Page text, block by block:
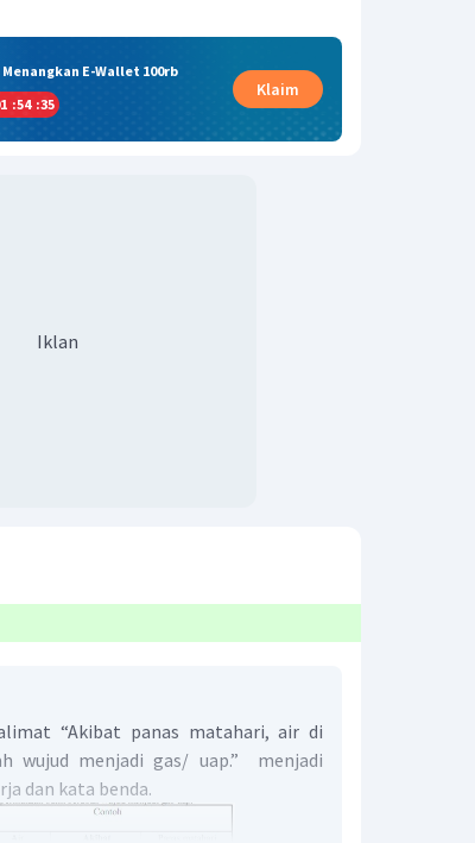
E-Wallet 100rb
:54 :35
Klaim
Iklan
“Akibat panas matahari, air di
wujud menjadi gas/ uap.” menjadi
dan kata benda.